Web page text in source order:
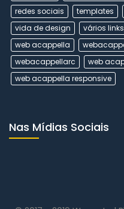
redes sociais
templates
vida de design
vários
web acappella
webacappellarc
web
web acappella responsive
Nas Mídias Sociais